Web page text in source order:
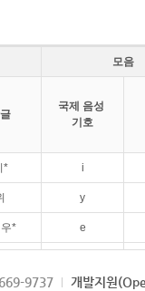
모음
국제 음성
기호
* i
y
* e
ɛ
9737 개발지원